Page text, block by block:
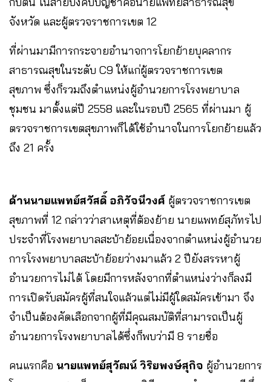
จังหวัด และผู้ตรวจราชการเขต 12
ที่ผ่านมามีการกระจายอำนาจการโยกย้ายบุคลากร
สาธารณสุขในระดับ C9 ให้แก่ผู้ตรวจราชการเขต
สุขภาพ ซึ่งก็รวมถึงตำแหน่งผู้อำนวยการโรงพยาบาล
ชุมชน มาตั้งแต่ปี 2558 และในรอบปี 2565 ที่ผ่านมา ผู้
ตรวจราชการเขตสุขภาพก็ได้ใช้อำนาจในการโยกย้ายแล้ว
ถึง 21 ครั้ง
ด้านนายแพทย์สวัสดิ์ อภิวัจนีวงศ์ ผู้ตรวจราชการเขต
สุขภาพที่ 12 กล่าวว่าสาเหตุที่ต้องย้าย นายแพทย์สุภัทรไป
ประจำที่โรงพยาบาลสะบ้าย้อยเนื่องจากตำแหน่งผู้อำนวย
การโรงพยาบาลสะบ้าย้อยว่างมาแล้ว 2 ปียังสรรหาผู้
อำนวยการไม่ได้ โดยมีการหลังจากที่ตำแหน่งว่างก็ลงมี
การเปิดรับสมัครผู้ที่สนใจแล้วแต่ไม่มีผู้ใดสมัครเข้ามา จึง
จำเป็นต้องคัดเลือกจากผู้ที่มีคุณสมบัติที่สามารถเป็นผู้
อำนวยการโรงพยาบาลได้ซึ่งก็พบว่ามี 8 รายชื่อ
คนแรกคือ นายแพทย์สุวัฒน์ วิริยพงษ์สุกิจ ผู้อำนวยการ